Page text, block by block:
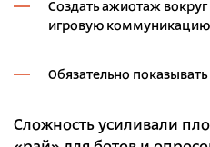
Создать ажиотаж
игровую
Обязательно
Сложность усиливали